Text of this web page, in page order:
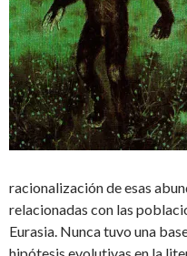
racionalización de esas
relacionadas con las
Eurasia. Nunca tuvo una